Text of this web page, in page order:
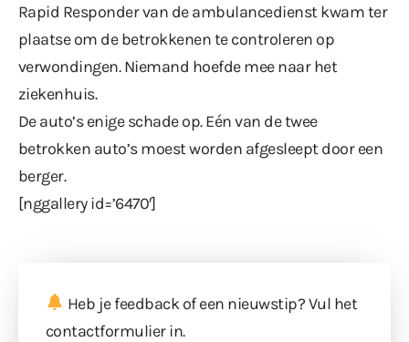
Rapid Responder van de ambulancedienst kwam ter
plaatse om de betrokkenen te controleren op
verwondingen. Niemand hoefde mee naar het
ziekenhuis.
De auto’s enige schade op. Eén van de twee
betrokken auto’s moest worden afgesleept door een
berger.
[nggallery id=’6470′]
Heb je feedback of een nieuwstip? Vul het
contactformulierin.